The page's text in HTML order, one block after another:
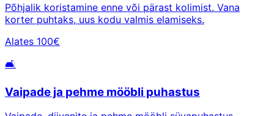
Põhjalik koristamine enne või pärast kolimist. Vana
korter puhtaks, uus kodu valmis elamiseks.
Alates 100€
🛋️
Vaipade ja pehme mööbli puhastus